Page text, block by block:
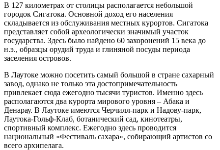
В 127 километрах от столицы располагается небольшой
городок Сигатока. Основной доход его населения
складывается из обслуживания местных курортов. Сигатока
представляет собой археологически значимый участок
государства. Здесь было найдено 60 захоронений 15 века до
н.э., образцы орудий труда и глиняной посуды периода
заселения островов.
В Лаутоке можно посетить самый большой в стране сахарный
завод, однако не только эта достопримечательность
привлекает сюда ежегодно тысячи туристов. Именно здесь
располагаются два курорта мирового уровня – Абака и
Денарау. В Лаутоке имеются Черчилл-парк и Надову-парк,
Лаутока-Гольф-Клаб, ботанический сад, кинотеатры,
спортивный комплекс. Ежегодно здесь проводится
национальный «Фестиваль сахара», собирающий артистов со
всего архипелага.